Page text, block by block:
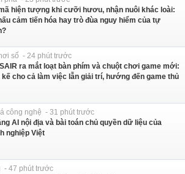
hiện tượng khỉ cưỡi hươu, nhận nuôi khác loài:
cảm tiến hóa hay trò đùa nguy hiểm của tự
số - 24 phút trước
ra mắt loạt bàn phím và chuột chơi game mới:
kế cho cả làm việc lẫn giải trí, hướng đến game thủ
công nghệ - 31 phút trước
AI nội địa và bài toán chủ quyền dữ liệu của
nghiệp Việt
- 47 phút trước